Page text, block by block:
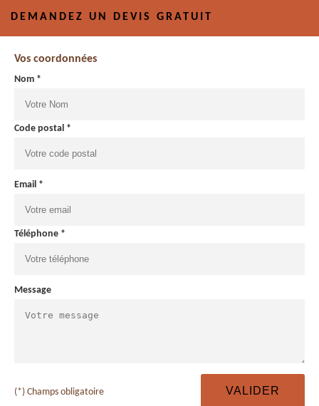
DEMANDEZ UN DEVIS GRATUIT
Vos coordonnées
Nom *
Code postal *
Email *
Téléphone *
Message
(*) Champs obligatoire